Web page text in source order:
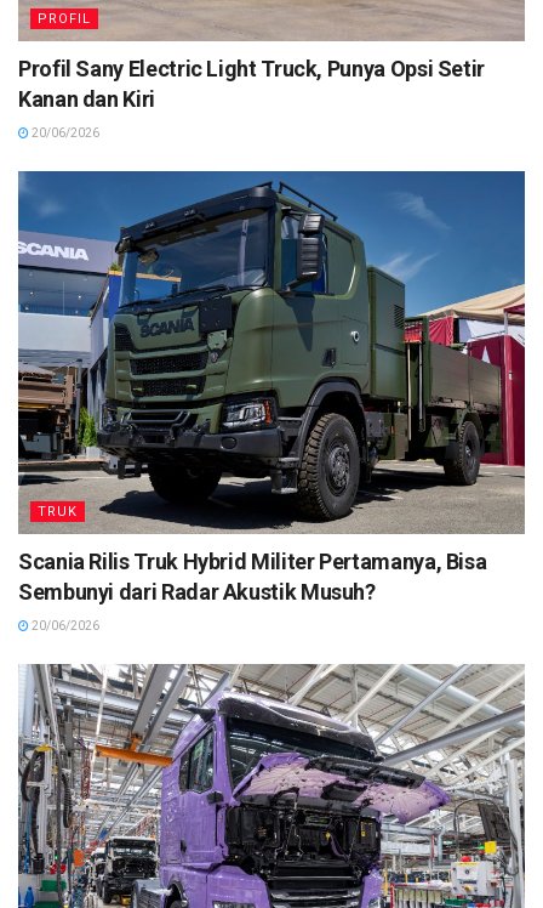
PROFIL
Profil Sany Electric Light Truck, Punya Opsi Setir
Kanan dan Kiri
20/06/2026
TRUK
Scania Rilis Truk Hybrid Militer Pertamanya, Bisa
Sembunyi dari Radar Akustik Musuh?
20/06/2026